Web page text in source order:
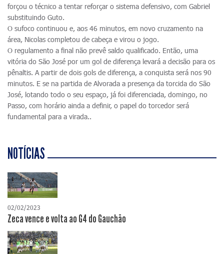
forçou o técnico a tentar reforçar o sistema defensivo, com Gabriel
substituindo Guto.
O sufoco continuou e, aos 46 minutos, em novo cruzamento na
área, Nicolas completou de cabeça e virou o jogo.
O regulamento a final não prevê saldo qualificado. Então, uma
vitória do São José por um gol de diferença levará a decisão para os
pênaltis. A partir de dois gols de diferença, a conquista será nos 90
minutos. E se na partida de Alvorada a presença da torcida do São
José, lotando todo o seu espaço, já foi diferenciada, domingo, no
Passo, com horário ainda a definir, o papel do torcedor será
fundamental para a virada..
NOTÍCIAS
02/02/2023
Zeca vence e volta ao G4 do Gauchão